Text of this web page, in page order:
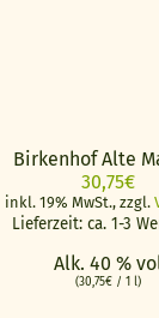
Birkenhof Alte
30,75€
inkl. 19% MwSt., zzgl.
Lieferzeit: ca. 1-3
Alk. 40 %
(30,75€/ 1 l)